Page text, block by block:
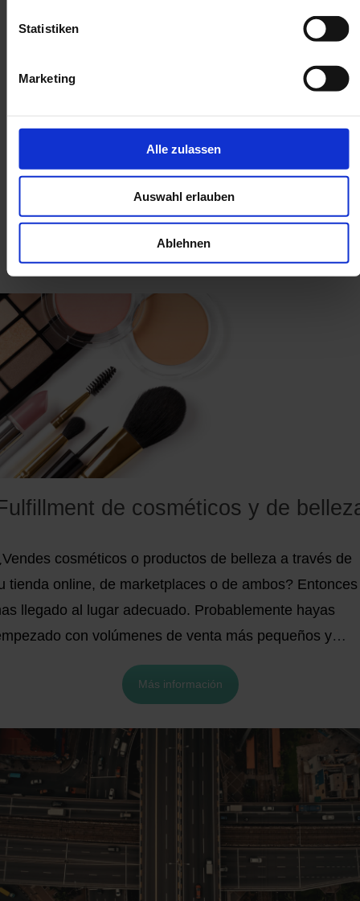
Statistiken
Marketing
Alle zulassen
Auswahl erlauben
Ablehnen
Artículos relacionados
de cosméticos y de
cosméticos o productos de belleza a través de
tienda online, de marketplaces o de ambos? Entonces
llegado al lugar adecuado. Probablemente hayas
con volúmenes de venta más pequeños y
te habrás dado cuenta de que, al aumentar las
el almacenamiento, el empaquetado y el envío
estás buscando una solución escalable para el
de tus productos cosméticos o de belleza. En
próximos 5 minutos, obtendrás información detallada
los siguientes temas:
Más información